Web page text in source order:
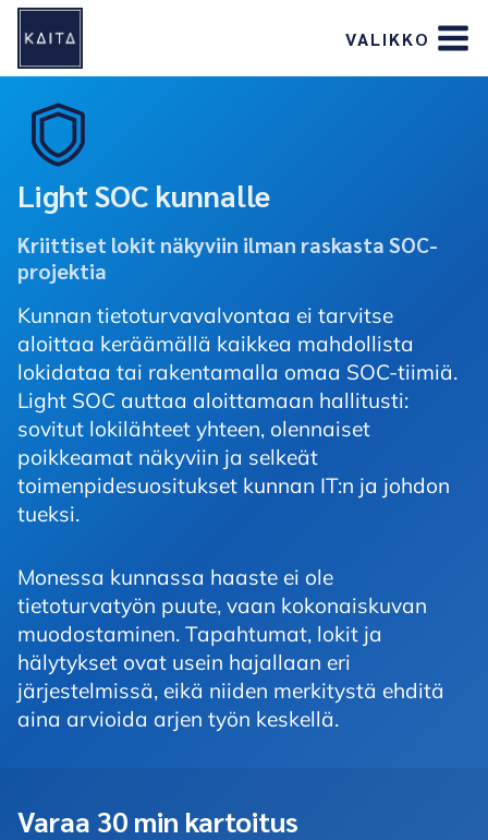
Siirry
sisältöön
VALIKKO
Light SOC kunnalle
Kriittiset lokit näkyviin ilman raskasta SOC-
projektia
Kunnan tietoturvavalvontaa ei tarvitse
aloittaa keräämällä kaikkea mahdollista
lokidataa tai rakentamalla omaa SOC-tiimiä.
Light SOC auttaa aloittamaan hallitusti:
sovitut lokilähteet yhteen, olennaiset
poikkeamat näkyviin ja selkeät
toimenpidesuositukset kunnan IT:n ja johdon
tueksi.
Monessa kunnassa haaste ei ole
tietoturvatyön puute, vaan kokonaiskuvan
muodostaminen. Tapahtumat, lokit ja
hälytykset ovat usein hajallaan eri
järjestelmissä, eikä niiden merkitystä ehditä
aina arvioida arjen työn keskellä.
Varaa 30 min kartoitus